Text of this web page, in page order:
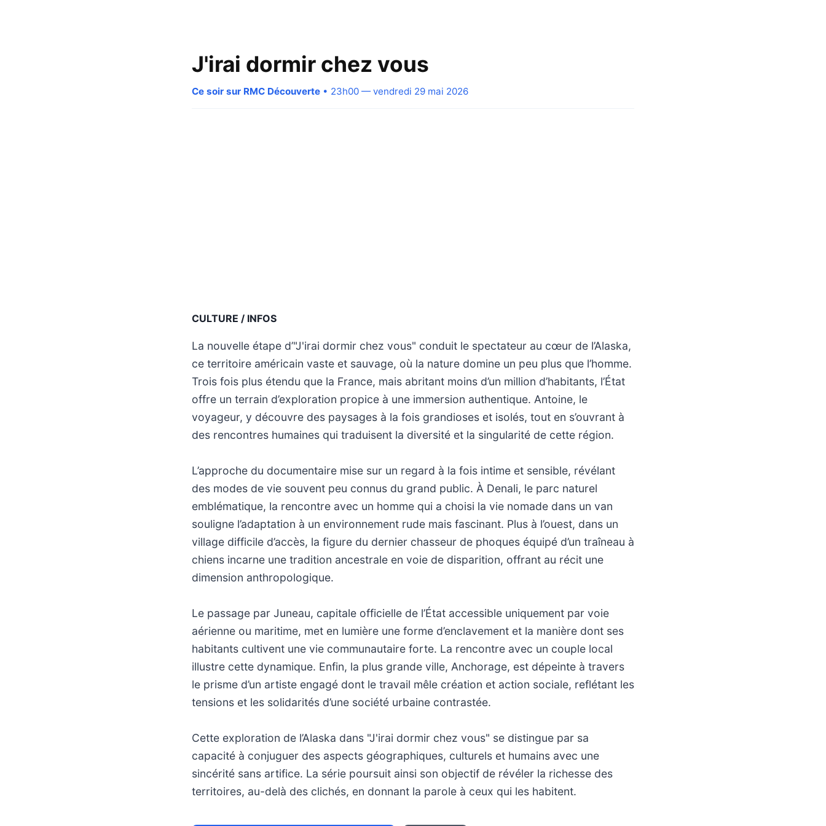
J'irai dormir chez vous
Ce soir sur RMC Découverte • 23h00 — vendredi 29 mai 2026
CULTURE / INFOS
La nouvelle étape d’"J'irai dormir chez vous" conduit le spectateur au cœur de l’Alaska,
ce territoire américain vaste et sauvage, où la nature domine un peu plus que l’homme.
Trois fois plus étendu que la France, mais abritant moins d’un million d’habitants, l’État
offre un terrain d’exploration propice à une immersion authentique. Antoine, le
voyageur, y découvre des paysages à la fois grandioses et isolés, tout en s’ouvrant à
des rencontres humaines qui traduisent la diversité et la singularité de cette région.
L’approche du documentaire mise sur un regard à la fois intime et sensible, révélant
des modes de vie souvent peu connus du grand public. À Denali, le parc naturel
emblématique, la rencontre avec un homme qui a choisi la vie nomade dans un van
souligne l’adaptation à un environnement rude mais fascinant. Plus à l’ouest, dans un
village difficile d’accès, la figure du dernier chasseur de phoques équipé d’un traîneau à
chiens incarne une tradition ancestrale en voie de disparition, offrant au récit une
dimension anthropologique.
Le passage par Juneau, capitale officielle de l’État accessible uniquement par voie
aérienne ou maritime, met en lumière une forme d’enclavement et la manière dont ses
habitants cultivent une vie communautaire forte. La rencontre avec un couple local
illustre cette dynamique. Enfin, la plus grande ville, Anchorage, est dépeinte à travers
le prisme d’un artiste engagé dont le travail mêle création et action sociale, reflétant les
tensions et les solidarités d’une société urbaine contrastée.
Cette exploration de l’Alaska dans "J'irai dormir chez vous" se distingue par sa
capacité à conjuguer des aspects géographiques, culturels et humains avec une
sincérité sans artifice. La série poursuit ainsi son objectif de révéler la richesse des
territoires, au-delà des clichés, en donnant la parole à ceux qui les habitent.